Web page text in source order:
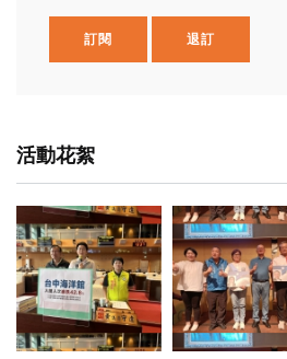
訂閱 退訂
活動花絮